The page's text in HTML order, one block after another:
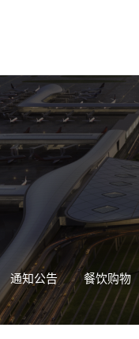
通知公告 餐饮购物